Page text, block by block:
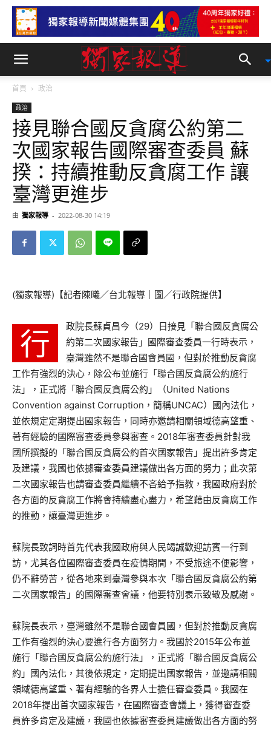
首頁 政治
政治
接見聯合國反貪腐公約第二
次國家報告國際審查委員 蘇
揆：持續推動反貪腐工作 讓
臺灣更進步
由 獨家報導 - 2022-08-30 14:19
(獨家報導)【記者陳曦／台北報導｜圖／行政院提供】
行
政院長蘇貞昌今（29）日接見「聯合國反貪腐公
約第二次國家報告」國際審查委員一行時表示，
臺灣雖然不是聯合國會員國，但對於推動反貪腐
工作有強烈的決心，除公布並施行「聯合國反貪腐公約施行
法」，正式將「聯合國反貪腐公約」（United Nations
Convention against Corruption，簡稱UNCAC）國內法化，
並依規定定期提出國家報告，同時亦邀請相關領域德高望重、
著有經驗的國際審查委員參與審查。2018年審查委員針對我
國所撰擬的「聯合國反貪腐公約首次國家報告」提出許多肯定
及建議，我國也依據審查委員建議做出各方面的努力；此次第
二次國家報告也請審查委員繼續不吝給予指教，我國政府對於
各方面的反貪腐工作將會持續盡心盡力，希望藉由反貪腐工作
的推動，讓臺灣更進步。
蘇院長致詞時首先代表我國政府與人民竭誠歡迎訪賓一行到
訪，尤其各位國際審查委員在疫情期間，不受旅途不便影響，
仍不辭勞苦，從各地來到臺灣參與本次「聯合國反貪腐公約第
二次國家報告」的國際審查會議，他要特別表示致敬及感謝。
蘇院長表示，臺灣雖然不是聯合國會員國，但對於推動反貪腐
工作有強烈的決心要進行各方面努力。我國於2015年公布並
施行「聯合國反貪腐公約施行法」，正式將「聯合國反貪腐公
約」國內法化，其後依規定，定期提出國家報告，並邀請相關
領域德高望重、著有經驗的各界人士擔任審查委員。我國在
2018年提出首次國家報告，在國際審查會議上，獲得審查委
員許多肯定及建議，我國也依據審查委員建議做出各方面的努